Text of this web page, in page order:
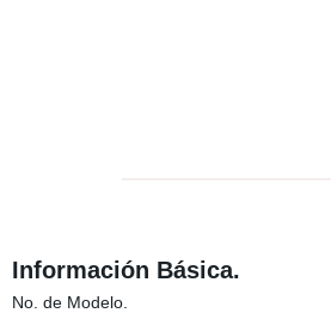
Información Básica.
No. de Modelo.